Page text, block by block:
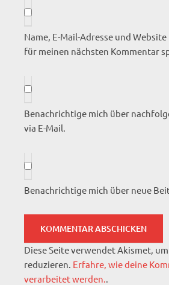
Name, E-Mail-Adresse und
für meinen nächsten Kommentar
Benachrichtige mich über
via E-Mail.
Benachrichtige mich über neue
Diese Seite verwendet Akismet, um
reduzieren. Erfahre, wie deine
verarbeitet werden..